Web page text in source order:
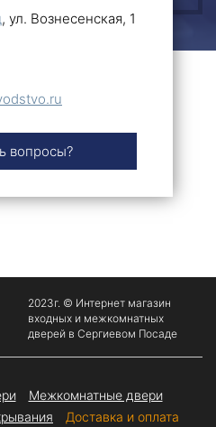
, ул. Вознесенская, 1
вопросы?
2023г. © Интернет магазин
входных и межкомнатных
дверей в Сергиевом Посаде
Межкомнатные двери
Доставка и оплата